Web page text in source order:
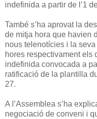
indefinida a partir de l’1
També s’ha aprovat la
de mitja hora que havien
nous telenotícies i la
hores respectivament els
indefinida convocada a
ratificació de la plantilla
27.
A l’Assemblea s’ha
negociació de conveni i